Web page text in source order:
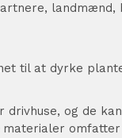
til at dyrke
og de
materialer